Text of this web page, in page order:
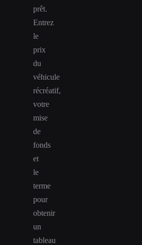
prêt.
Entrez
le
prix
du
véhicule
récréatif,
votre
mise
de
fonds
et
le
terme
pour
obtenir
un
tableau